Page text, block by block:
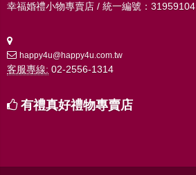
幸福婚禮小物專賣店 / 統一編號：31959104
happy4u@happy4u.com.tw
客服專線: 02-2556-1314
有禮真好禮物專賣店